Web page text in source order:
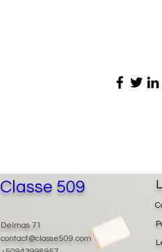
Classe 509
Delmas 71
contact@classe509.com